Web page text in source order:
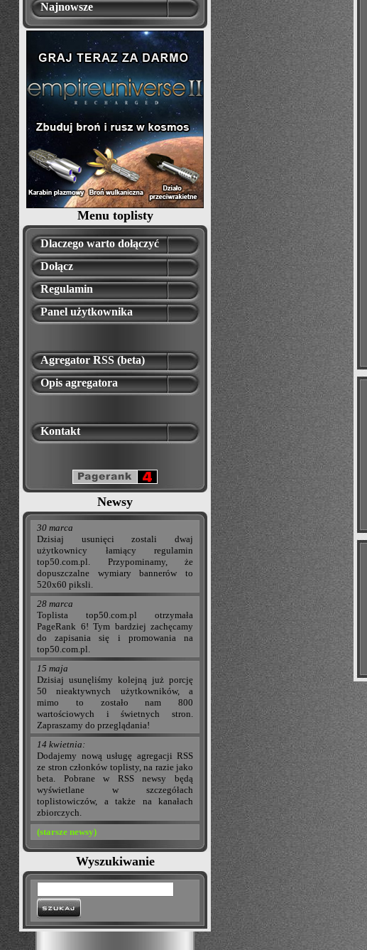
Najnowsze
Menu toplisty
Dlaczego warto dołączyć
Dołącz
Regulamin
Panel użytkownika
Agregator RSS (beta)
Opis agregatora
Kontakt
Newsy
30 marca
Dzisiaj usunięci zostali dwaj
użytkownicy łamiący regulamin
top50.com.pl. Przypominamy, że
dopuszczalne wymiary bannerów to
520x60 piksli.
28 marca
Toplista top50.com.pl otrzymała
PageRank 6! Tym bardziej zachęcamy
do zapisania się i promowania na
top50.com.pl.
15 maja
Dzisiaj usunęliśmy kolejną już porcję
50 nieaktywnych użytkowników, a
mimo to zostało nam 800
wartościowych i świetnych stron.
Zapraszamy do przeglądania!
14 kwietnia:
Dodajemy nową usługę agregacji RSS
ze stron członków toplisty, na razie jako
beta. Pobrane w RSS newsy będą
wyświetlane w szczegółach
toplistowiczów, a także na kanałach
zbiorczych.
(starsze newsy)
Wyszukiwanie